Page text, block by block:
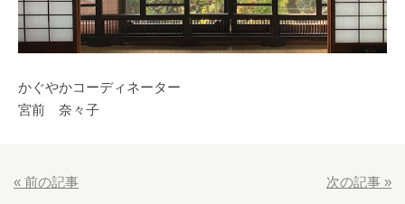
かぐやかコーディネーター
宮前 奈々子
« 前の記事 次の記事 »